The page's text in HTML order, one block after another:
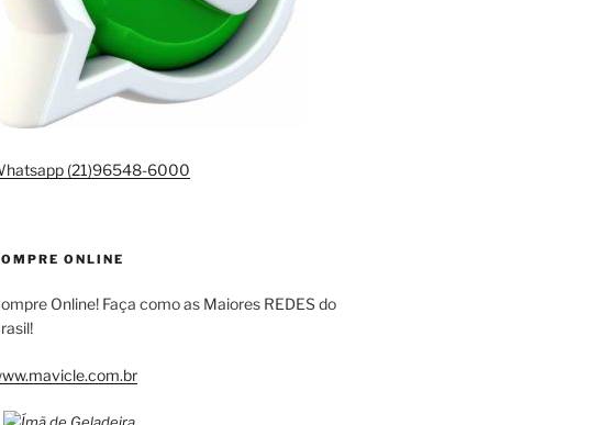
(21)96548-6000
ONLINE
Online! Faça como as Maiores REDES do